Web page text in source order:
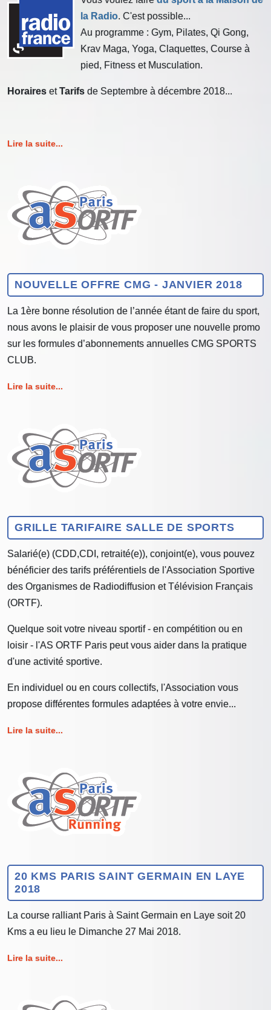
la Radio. C'est possible...
Au programme : Gym, Pilates, Qi Gong,
Krav Maga, Yoga, Claquettes, Course à
pied, Fitness et Musculation.
Horaires etTarifs de Septembre à décembre 2018...
Lire la suite...
NOUVELLE OFFRE CMG - JANVIER 2018
La 1ère bonne résolution de l’année étant de faire du sport,
nous avons le plaisir de vous proposer une nouvelle promo
sur les formules d’abonnements annuelles CMG SPORTS
CLUB.
Lire la suite...
GRILLE TARIFAIRE SALLE DE SPORTS
Salarié(e) (CDD,CDI, retraité(e)), conjoint(e), vous pouvez
bénéficier des tarifs préférentiels de l'Association Sportive
des Organismes de Radiodiffusion et Télévision Français
(ORTF).
Quelque soit votre niveau sportif - en compétition ou en
loisir - l'AS ORTF Paris peut vous aider dans la pratique
d'une activité sportive.
En individuel ou en cours collectifs, l'Association vous
propose différentes formules adaptées à votre envie...
Lire la suite...
20 KMS PARIS SAINT GERMAIN EN LAYE
2018
La course ralliant Paris à Saint Germain en Laye soit 20
Kms a eu lieu le Dimanche 27 Mai 2018.
Lire la suite...